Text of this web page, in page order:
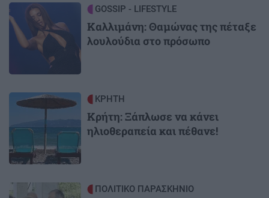
Image GOSSIP - LIFESTYLE
Καλλιμάνη: Θαμώνας της πέταξε
λουλούδια στο πρόσωπο
Image ΚΡΗΤΗ
Κρήτη: Ξάπλωσε να κάνει
ηλιοθεραπεία και πέθανε!
Image ΠΟΛΙΤΙΚΟ ΠΑΡΑΣΚΗΝΙΟ